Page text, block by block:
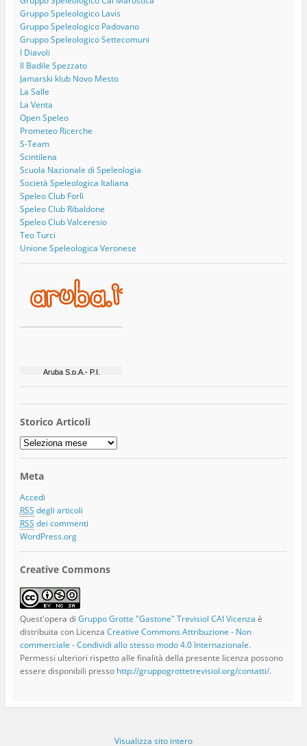
Gruppo Speleologico Lavis
Gruppo Speleologico Padovano
Gruppo Speleologico Settecomuni
I Diavoli
Il Badile Spezzato
Jamarski klub Novo Mesto
La Salle
La Venta
Open Speleo
Prometeo Ricerche
S-Team
Scintilena
Scuola Nazionale di Speleologia
Società Speleologica Italiana
Speleo Club Forlì
Speleo Club Ribaldone
Speleo Club Valceresio
Teo Turci
Unione Speleologica Veronese
Storico Articoli
Storico
Articoli
Meta
Accedi
RSS degli articoli
RSS dei commenti
WordPress.org
Creative Commons
Quest'opera di Gruppo Grotte "Gastone" Trevisiol CAI Vicenza è
distribuita con Licenza Creative Commons Attribuzione - Non
commerciale - Condividi allo stesso modo 4.0 Internazionale.
Permessi ulteriori rispetto alle finalità della presente licenza possono
essere disponibili presso http://gruppogrottetrevisiol.org/contatti/.
Visualizza sito intero